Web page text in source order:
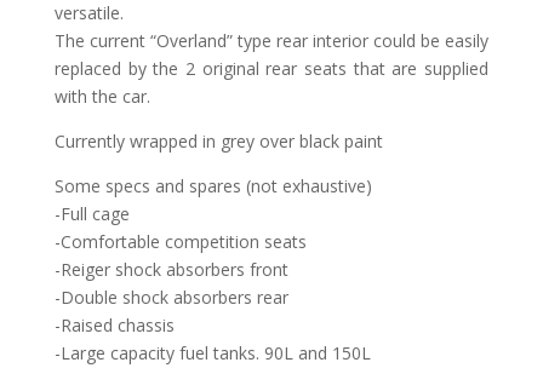
versatile.
The current “Overland” type rear interior could be easily
replaced by the 2 original rear seats that are supplied
with the car.
Currently wrapped in grey over black paint
Some specs and spares (not exhaustive)
-Full cage
-Comfortable competition seats
-Reiger shock absorbers front
-Double shock absorbers rear
-Raised chassis
-Large capacity fuel tanks. 90L and 150L